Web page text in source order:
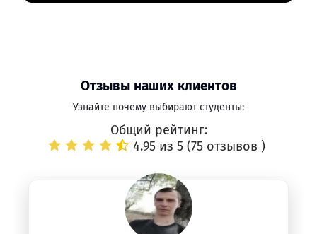
Отзывы наших клиентов
Узнайте почему выбирают студенты:
Общий рейтинг:
4.95 из 5 (75 отзывов )